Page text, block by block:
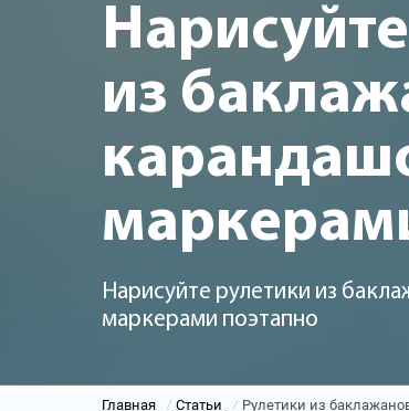
из
Нарисуйте рулетики из
маркерами поэтапно
Главная / Статьи / Рулетики из